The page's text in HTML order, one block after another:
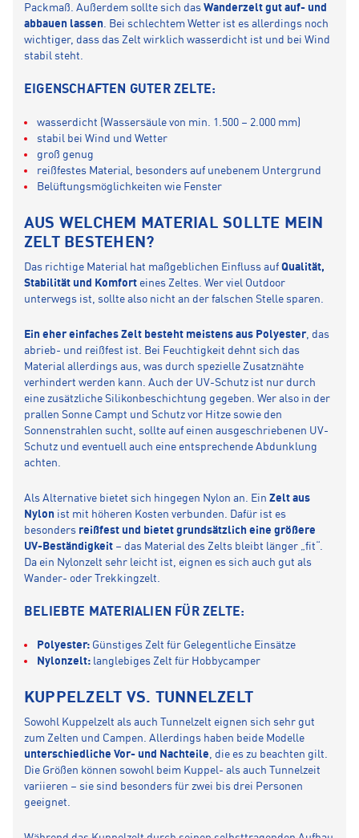
Packmaß. Außerdem sollte sich das Wanderzelt gut auf- und
abbauen lassen. Bei schlechtem Wetter ist es allerdings noch
wichtiger, dass das Zelt wirklich wasserdicht ist und bei Wind
stabil steht.
EIGENSCHAFTEN GUTER ZELTE:
wasserdicht (Wassersäule von min. 1.500 – 2.000 mm)
stabil bei Wind und Wetter
groß genug
reißfestes Material, besonders auf unebenem Untergrund
Belüftungsmöglichkeiten wie Fenster
AUS WELCHEM MATERIAL SOLLTE MEIN
ZELT BESTEHEN?
Das richtige Material hat maßgeblichen Einfluss auf Qualität,
Stabilität und Komfort eines Zeltes. Wer viel Outdoor
unterwegs ist, sollte also nicht an der falschen Stelle sparen.
Ein eher einfaches Zelt besteht meistens aus Polyester, das
abrieb- und reißfest ist. Bei Feuchtigkeit dehnt sich das
Material allerdings aus, was durch spezielle Zusatznähte
verhindert werden kann. Auch der UV-Schutz ist nur durch
eine zusätzliche Silikonbeschichtung gegeben. Wer also in der
prallen Sonne Campt und Schutz vor Hitze sowie den
Sonnenstrahlen sucht, sollte auf einen ausgeschriebenen UV-
Schutz und eventuell auch eine entsprechende Abdunklung
achten.
Als Alternative bietet sich hingegen Nylon an. Ein Zelt aus
Nylon ist mit höheren Kosten verbunden. Dafür ist es
besonders reißfest und bietet grundsätzlich eine größere
UV-Beständigkeit – das Material des Zelts bleibt länger „fit“.
Da ein Nylonzelt sehr leicht ist, eignen es sich auch gut als
Wander- oder Trekkingzelt.
BELIEBTE MATERIALIEN FÜR ZELTE:
Polyester: Günstiges Zelt für Gelegentliche Einsätze
Nylonzelt: langlebiges Zelt für Hobbycamper
KUPPELZELT VS. TUNNELZELT
Sowohl Kuppelzelt als auch Tunnelzelt eignen sich sehr gut
zum Zelten und Campen. Allerdings haben beide Modelle
unterschiedliche Vor- und Nachteile, die es zu beachten gilt.
Die Größen können sowohl beim Kuppel- als auch Tunnelzeit
variieren – sie sind besonders für zwei bis drei Personen
geeignet.